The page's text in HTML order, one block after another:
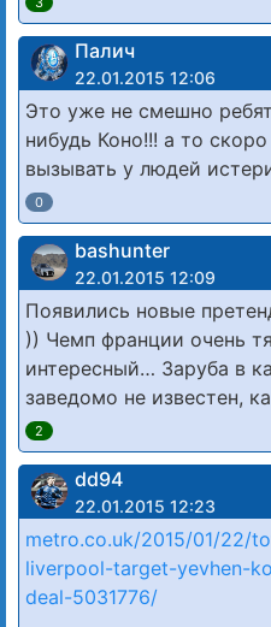
Палич
22.01.2015 12:06
Это уже не смешно
нибудь Коно!!! а то
вызывать у людей
0
bashunter
22.01.2015 12:09
Появились новые
)) Чемп франции очень
интересный… Заруба в
заведомо не известен,
2
dd94
22.01.2015 12:23
metro.co.uk/2015/01/22/
liverpool-target-yevhen-
deal-5031776/